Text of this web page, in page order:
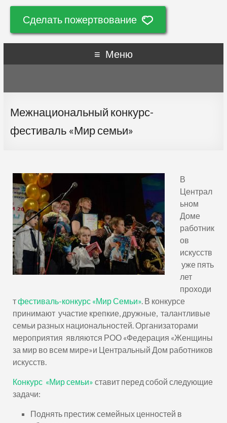
Сделать пожертвование
Меню
Межнациональный конкурс-
фестиваль «Мир семьи»
В
Централ
ьном
Доме
работник
ов
искусств
уже пять
лет
проходи
тфестиваль-конкурс «Мир Семьи». В конкурсе
принимают участие крепкие, дружные, талантливые
семьи разных национальностей. Организаторами
мероприятия являются РОО «Федерация «Женщины
за мир во всем мире»и Центральный Дом работников
искусств.
Конкурс «Мир семьи» ставит перед собой следующие
задачи:
Поднять престиж семейных ценностей в